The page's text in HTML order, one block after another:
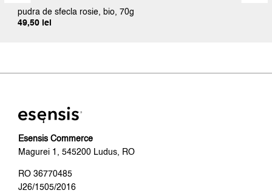
pudra de sfecla rosie, bio, 70g
49,50 lei
Esensis Commerce
Magurei 1, 545200 Ludus, RO
RO 36770485
J26/1505/2016